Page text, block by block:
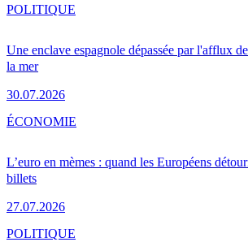
Une enclave espagnole dépassée par l'afflux
la mer
30.07.2026
POLITIQUE
L’euro en mèmes : quand les Européens
billets
27.07.2026
ÉCONOMIE
POLITIQUE